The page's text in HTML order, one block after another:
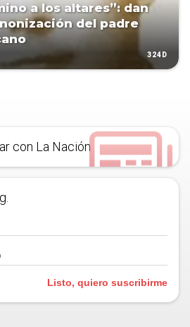
a los altares”: dan
del padre
324D
con La Nación
Listo, quiero suscribirme